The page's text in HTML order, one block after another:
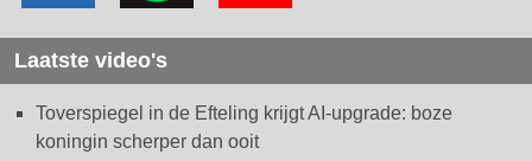
Laatste video's
Toverspiegel in de Efteling krijgt AI-upgrade: boze
koningin scherper dan ooit